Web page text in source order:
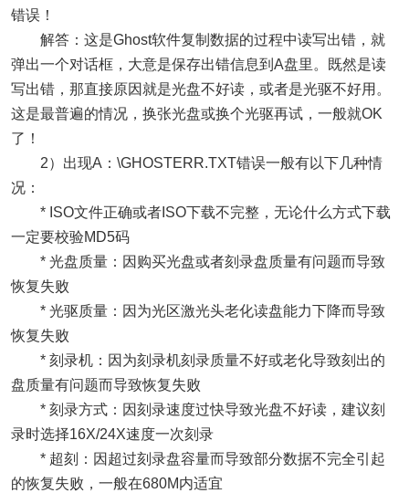
错误！
解答：这是Ghost软件复制数据的过程中读写出错，就
弹出一个对话框，大意是保存出错信息到A盘里。既然是读
写出错，那直接原因就是光盘不好读，或者是光驱不好用。
这是最普遍的情况，换张光盘或换个光驱再试，一般就OK
了！
2）出现A：\GHOSTERR.TXT错误一般有以下几种情
况：
* ISO文件正确或者ISO下载不完整，无论什么方式下载
一定要校验MD5码
* 光盘质量：因购买光盘或者刻录盘质量有问题而导致
恢复失败
* 光驱质量：因为光区激光头老化读盘能力下降而导致
恢复失败
* 刻录机：因为刻录机刻录质量不好或老化导致刻出的
盘质量有问题而导致恢复失败
* 刻录方式：因刻录速度过快导致光盘不好读，建议刻
录时选择16X/24X速度一次刻录
* 超刻：因超过刻录盘容量而导致部分数据不完全引起
的恢复失败，一般在680M内适宜